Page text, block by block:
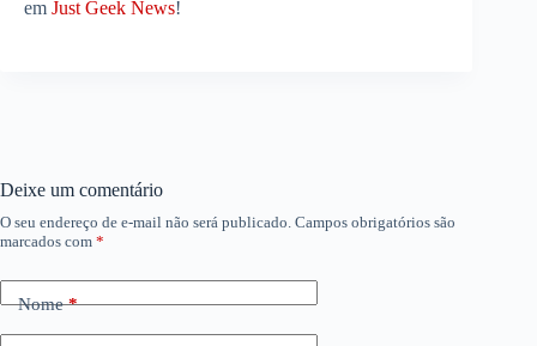
em Just Geek News!
Deixe um comentário
O seu endereço de e-mail não será publicado. Campos obrigatórios são
marcados com *
Nome*